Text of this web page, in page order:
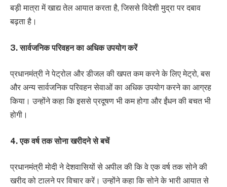
बड़ी मात्रा में खाद्य तेल आयात करता है, जिससे विदेशी मुद्रा पर दबाव
बढ़ता है।
3. सार्वजनिक परिवहन का अधिक उपयोग करें
प्रधानमंत्री ने पेट्रोल और डीजल की खपत कम करने के लिए मेट्रो, बस
और अन्य सार्वजनिक परिवहन सेवाओं का अधिक उपयोग करने का आग्रह
किया। उन्होंने कहा कि इससे प्रदूषण भी कम होगा और ईंधन की बचत भी
होगी।
4. एक वर्ष तक सोना खरीदने से बचें
प्रधानमंत्री मोदी ने देशवासियों से अपील की कि वे एक वर्ष तक सोने की
खरीद को टालने पर विचार करें। उन्होंने कहा कि सोने के भारी आयात से